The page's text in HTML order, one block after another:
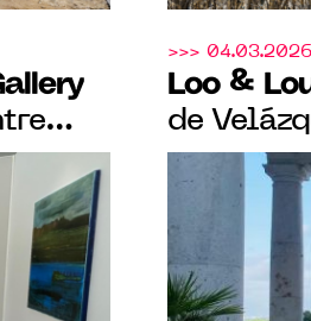
>>> 04.03.2026
Loo &
de
pour
conçues
Miró et